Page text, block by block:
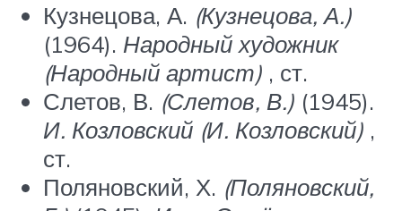
Кузнецова, А. (Кузнецова, А.)
(1964). Народный художник
(Народный артист) , ст.
Слетов, В. (Слетов, В.) (1945).
И. Козловский (И. Козловский) ,
ст.
Поляновский, Х. (Поляновский,